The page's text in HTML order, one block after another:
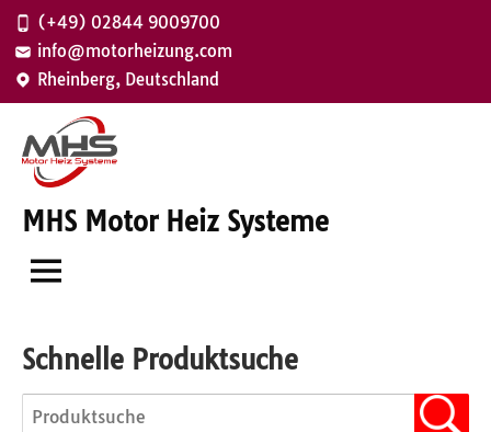
Zum
Inhalt
springen
(+49) 02844 9009700
info@motorheizung.com
Rheinberg, Deutschland
MHS Motor Heiz Systeme
Schnelle Produktsuche